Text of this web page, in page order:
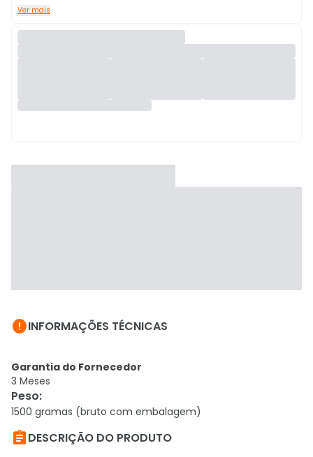
Ver mais
INFORMAÇÕES TÉCNICAS
Garantia do Fornecedor
3 Meses
Peso:
1500 gramas (bruto com embalagem)
DESCRIÇÃO DO PRODUTO